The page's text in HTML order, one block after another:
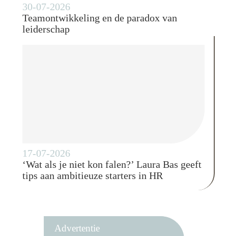
30-07-2026
Teamontwikkeling en de paradox van
leiderschap
17-07-2026
‘Wat als je niet kon falen?’ Laura Bas geeft
tips aan ambitieuze starters in HR
Advertentie